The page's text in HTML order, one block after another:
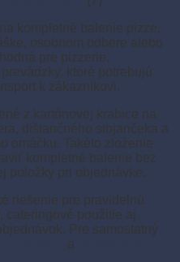
kompletné balenie pizze,
osobnom odbere alebo
pre pizzerie,
ktoré potrebujú
k zákazníkovi.
z kartónovej krabice na
dištančného stojančeka a
omáčku. Takéto zloženie
kompletné balenie bez
položky pri objednávke.
riešenie pre pravidelnú
cateringové použitie aj
Pre samostatný
a